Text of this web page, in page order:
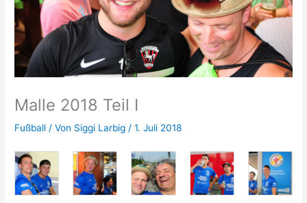
Malle 2018 Teil I
Fußball / Von Siggi Larbig /1. Juli 2018